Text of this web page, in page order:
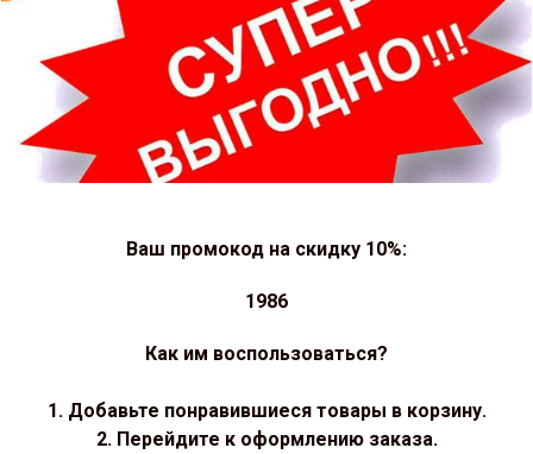
Ваш промокод на скидку 10%:
1986
Как им воспользоваться?
1. Добавьте понравившиеся товары в корзину.
2. Перейдите к оформлению заказа.